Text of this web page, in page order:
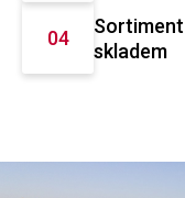
Sortiment
skladem